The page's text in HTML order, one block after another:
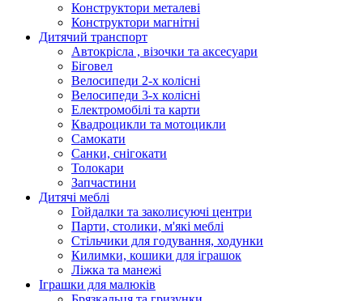
Конструктори металеві
Конструктори магнітні
Дитячий транспорт
Автокрісла , візочки та аксесуари
Біговел
Велосипеди 2-х колісні
Велосипеди 3-х колісні
Електромобілі та карти
Квадроцикли та мотоцикли
Самокати
Санки, снігокати
Толокари
Запчастини
Дитячі меблі
Гойдалки та заколисуючі центри
Парти, столики, м'які меблі
Стільчики для годування, ходунки
Килимки, кошики для іграшок
Ліжка та манежі
Іграшки для малюків